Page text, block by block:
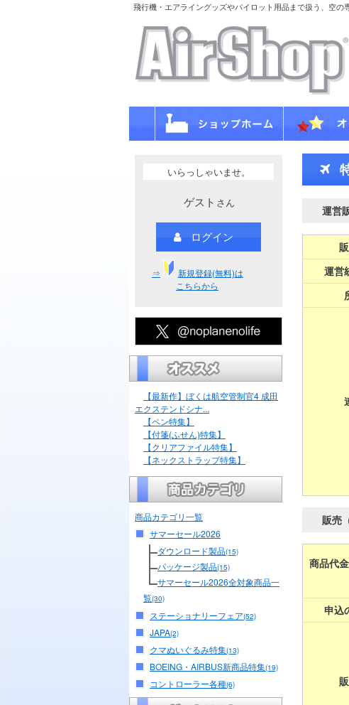
飛行機・エアライングッズやパイロット用品まで扱う、空の
いらっしゃいませ。
ゲスト さん
ログイン
⇒
新規登録(無料)は
こちらから
【最新作】ぼくは航空管制官4 成田
エクステンドシナ...
【ペン特集】
【付箋(ふせん)特集】
【クリアファイル特集】
【ネックストラップ特集】
商品カテゴリ一覧
サマーセール2026
ダウンロード製品(15)
パッケージ製品(15)
サマーセール2026全対象商品一
覧(30)
ステーショナリーフェア(52)
JAPA(2)
クマぬいぐるみ特集(13)
BOEING・AIRBUS新商品特集(19)
コントローラー各種(6)
運営
運営
販売
商品代
申込